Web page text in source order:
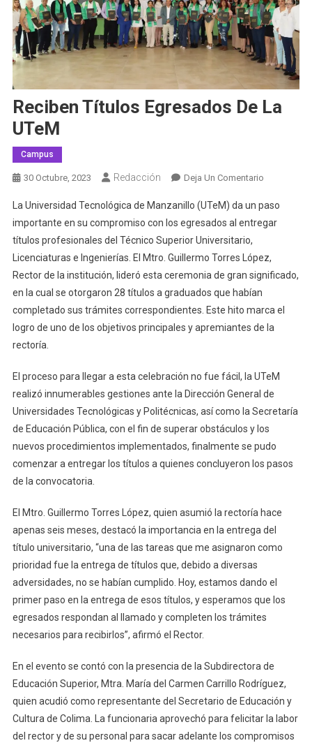
Reciben Títulos Egresados De La
UTeM
Campus
30 Octubre, 2023 Redacción Deja Un ComentarioEn
Títulos
Egresados
La
UTeM
La Universidad Tecnológica de Manzanillo (UTeM) da un paso
importante en su compromiso con los egresados al entregar
títulos profesionales del Técnico Superior Universitario,
Licenciaturas e Ingenierías. El Mtro. Guillermo Torres López,
Rector de la institución, lideró esta ceremonia de gran significado,
en la cual se otorgaron 28 títulos a graduados que habían
completado sus trámites correspondientes. Este hito marca el
logro de uno de los objetivos principales y apremiantes de la
rectoría.
El proceso para llegar a esta celebración no fue fácil, la UTeM
realizó innumerables gestiones ante la Dirección General de
Universidades Tecnológicas y Politécnicas, así como la Secretaría
de Educación Pública, con el fin de superar obstáculos y los
nuevos procedimientos implementados, finalmente se pudo
comenzar a entregar los títulos a quienes concluyeron los pasos
de la convocatoria.
El Mtro. Guillermo Torres López, quien asumió la rectoría hace
apenas seis meses, destacó la importancia en la entrega del
título universitario, “una de las tareas que me asignaron como
prioridad fue la entrega de títulos que, debido a diversas
adversidades, no se habían cumplido. Hoy, estamos dando el
primer paso en la entrega de esos títulos, y esperamos que los
egresados respondan al llamado y completen los trámites
necesarios para recibirlos”, afirmó el Rector.
En el evento se contó con la presencia de la Subdirectora de
Educación Superior, Mtra. María del Carmen Carrillo Rodríguez,
quien acudió como representante del Secretario de Educación y
Cultura de Colima. La funcionaria aprovechó para felicitar la labor
del rector y de su personal para sacar adelante los compromisos